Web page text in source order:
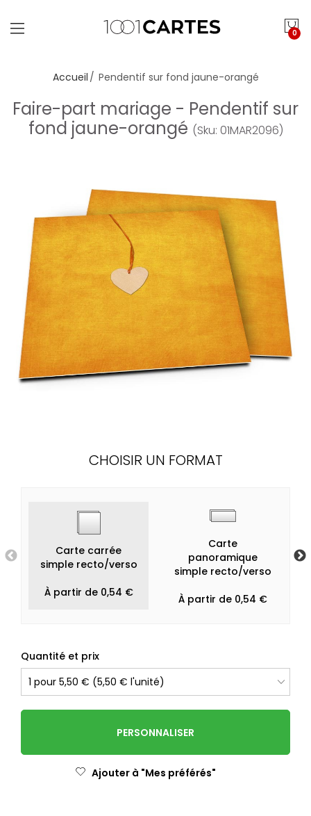
0
Accueil Pendentif sur fond jaune-orangé
Faire-part mariage - Pendentif sur
fond jaune-orangé (Sku: 01MAR2096)
CHOISIR UN FORMAT
Carte carrée
simple recto/verso
À partir de 0,54 €
Carte
panoramique
simple recto/verso
À partir de 0,54 €
Quantité et prix
PERSONNALISER
Ajouter à "Mes préférés"